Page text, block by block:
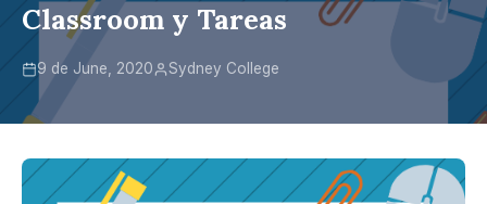
Classroom y Tareas
9 de June, 2020 Sydney College